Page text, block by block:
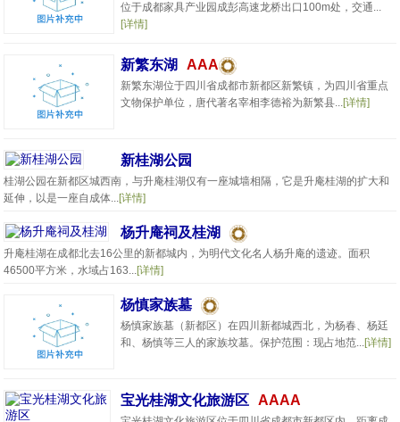
位于成都家具产业园成彭高速龙桥出口100m处，交通...
[详情]
新繁东湖 AAA
新繁东湖位于四川省成都市新都区新繁镇，为四川省重点
文物保护单位，唐代著名宰相李德裕为新繁县...[详情]
新桂湖公园
桂湖公园在新都区城西南，与升庵桂湖仅有一座城墙相隔，它是升庵桂湖的扩大和
延伸，以是一座自成体...[详情]
杨升庵祠及桂湖
升庵桂湖在成都北去16公里的新都城内，为明代文化名人杨升庵的遗迹。面积
46500平方米，水域占163...[详情]
杨慎家族墓
杨慎家族墓（新都区）在四川新都城西北，为杨春、杨廷
和、杨慎等三人的家族坟墓。保护范围：现占地范...[详情]
宝光桂湖文化旅游区 AAAA